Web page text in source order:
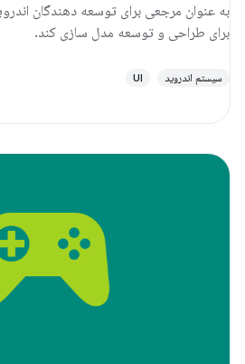
به عنوان مرجعی برای توسعه دهندگان
برای طراحی و توسعه مدل سازی کند.
سیستم اندروید UI